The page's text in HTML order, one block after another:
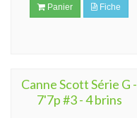
Panier Fiche
Canne Scott Série G -
7'7p #3 - 4 brins